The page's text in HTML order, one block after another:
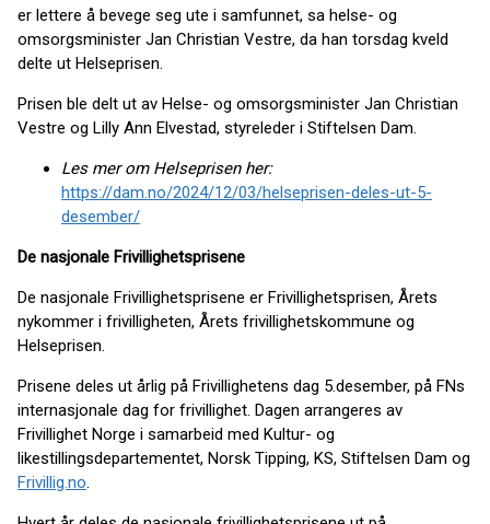
er lettere å bevege seg ute i samfunnet, sa helse- og
omsorgsminister Jan Christian Vestre, da han torsdag kveld
delte ut Helseprisen.
Prisen ble delt ut av Helse- og omsorgsminister Jan Christian
Vestre og Lilly Ann Elvestad, styreleder i Stiftelsen Dam.
Les mer om Helseprisen her:
https://dam.no/2024/12/03/helseprisen-deles-ut-5-
desember/
De nasjonale Frivillighetsprisene
De nasjonale Frivillighetsprisene er Frivillighetsprisen, Årets
nykommer i frivilligheten, Årets frivillighetskommune og
Helseprisen.
Prisene deles ut årlig på Frivillighetens dag 5.desember, på FNs
internasjonale dag for frivillighet. Dagen arrangeres av
Frivillighet Norge i samarbeid med Kultur- og
likestillingsdepartementet, Norsk Tipping, KS, Stiftelsen Dam og
Frivillig.no.